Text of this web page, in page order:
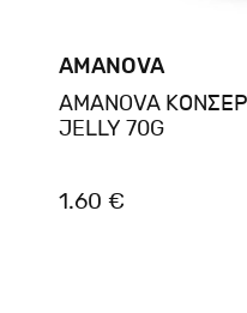
AMANOVA
AMANOVA
JELLY 70G
1.60 €